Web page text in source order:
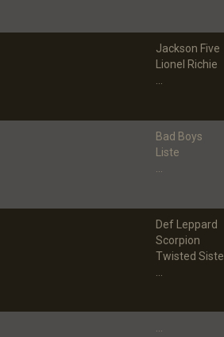
Jackson Five
Lionel Richie
Bad Boys
Liste
Def Leppard
Scorpion
Twisted